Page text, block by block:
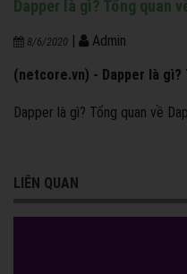
Dapper là gì? Tổng quan
8/6/2020 | Admin
(netcore.vn) - Dapper là gì?
Dapper là gì? Tổng quan về
LIÊN QUAN